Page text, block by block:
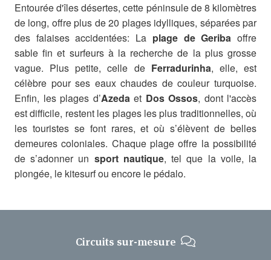
Entourée d'îles désertes, cette péninsule de 8 kilomètres
de long, offre plus de 20 plages idylliques, séparées par
des falaises accidentées: La plage de Geriba offre
sable fin et surfeurs à la recherche de la plus grosse
vague. Plus petite, celle de Ferradurinha, elle, est
célèbre pour ses eaux chaudes de couleur turquoise.
Enfin, les plages d’Azedaet Dos Ossos, dont l'accès
est difficile, restent les plages les plus traditionnelles, où
les touristes se font rares, et où s’élèvent de belles
demeures coloniales. Chaque plage offre la possibilité
de s’adonner un sport nautique, tel que la voile, la
plongée, le kitesurf ou encore le pédalo.
Circuits sur-mesure